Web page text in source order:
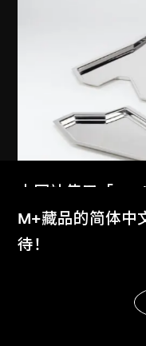
王澍、業餘建
雲根
本网站使用「
体验。
了解更多
M+藏品的简体中
待！